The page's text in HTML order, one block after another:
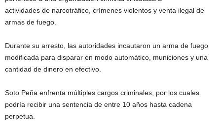
actividades de narcotráfico, crímenes violentos y venta ilegal de
armas de fuego.
Durante su arresto, las autoridades incautaron un arma de fuego
modificada para disparar en modo automático, municiones y una
cantidad de dinero en efectivo.
Soto Peña enfrenta múltiples cargos criminales, por los cuales
podría recibir una sentencia de entre 10 años hasta cadena
perpetua.